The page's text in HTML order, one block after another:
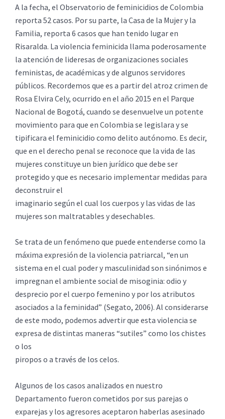
A la fecha, el Observatorio de feminicidios de Colombia
reporta 52 casos. Por su parte, la Casa de la Mujer y la
Familia, reporta 6 casos que han tenido lugar en
Risaralda. La violencia feminicida llama poderosamente
la atención de lideresas de organizaciones sociales
feministas, de académicas y de algunos servidores
públicos. Recordemos que es a partir del atroz crimen de
Rosa Elvira Cely, ocurrido en el año 2015 en el Parque
Nacional de Bogotá, cuando se desenvuelve un potente
movimiento para que en Colombia se legislara y se
tipificara el feminicidio como delito autónomo. Es decir,
que en el derecho penal se reconoce que la vida de las
mujeres constituye un bien jurídico que debe ser
protegido y que es necesario implementar medidas para
deconstruir el
imaginario según el cual los cuerpos y las vidas de las
mujeres son maltratables y desechables.
Se trata de un fenómeno que puede entenderse como la
máxima expresión de la violencia patriarcal, “en un
sistema en el cual poder y masculinidad son sinónimos e
impregnan el ambiente social de misoginia: odio y
desprecio por el cuerpo femenino y por los atributos
asociados a la feminidad” (Segato, 2006). Al considerarse
de este modo, podemos advertir que esta violencia se
expresa de distintas maneras “sutiles” como los chistes
o los
piropos o a través de los celos.
Algunos de los casos analizados en nuestro
Departamento fueron cometidos por sus parejas o
exparejas y los agresores aceptaron haberlas asesinado